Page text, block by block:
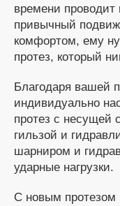
времени проводит
привычный
комфортом, ему
протез, который
Благодаря вашей
индивидуально
протез с несущей
гильзой и
шарниром и
ударные нагрузки.
С новым